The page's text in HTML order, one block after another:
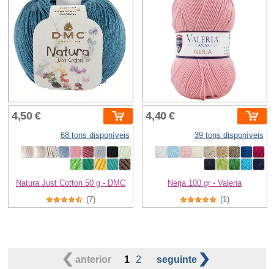
4,50 €
68 tons disponíveis
Natura Just Cotton 50 g - DMC
(7)
4,40 €
39 tons disponíveis
Nerja 100 gr - Valeria
(1)
anterior 1 2 seguinte